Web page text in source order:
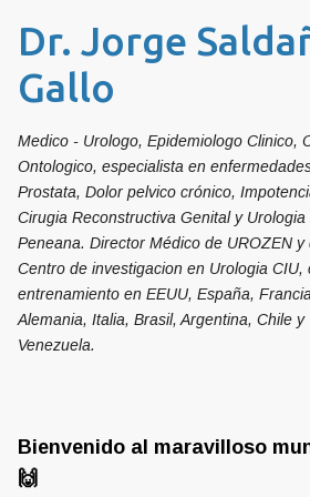
Ir al contenido
Dr. Jorge
Gallo
Medico - Urologo, Epidemiologo Clinico,
Ontologico, especialista en
Prostata, Dolor pelvico crónico,
Cirugia Reconstructiva Genital y Urologia
Peneana. Director Médico de UROZEN y
Centro de investigacion en Urologia CIU,
entrenamiento en EEUU, España,
Alemania, Italia, Brasil, Argentina, Chile y
Venezuela.
Bienvenido al maravilloso
🙌